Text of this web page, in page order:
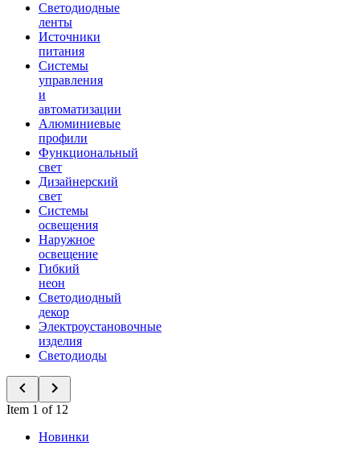
Светодиодные
ленты
Источники
питания
Системы
управления
и
автоматизации
Алюминиевые
профили
Функциональный
свет
Дизайнерский
свет
Системы
освещения
Наружное
освещение
Гибкий
неон
Светодиодный
декор
Электроустановочные
изделия
Светодиоды
Item 1 of 12
Новинки